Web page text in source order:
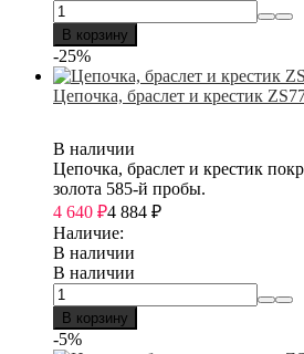
В корзину
-25%
Цепочка, браслет и крестик
В наличии
Цепочка, браслет и крестик
золота 585-й пробы.
4 640 ₽4 884 ₽
Наличие:
В наличии
В наличии
В корзину
-5%